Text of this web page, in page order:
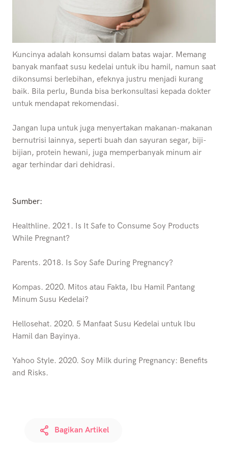
Kuncinya adalah konsumsi dalam batas wajar. Memang
banyak manfaat susu kedelai untuk ibu hamil, namun saat
dikonsumsi berlebihan, efeknya justru menjadi kurang
baik. Bila perlu, Bunda bisa berkonsultasi kepada dokter
untuk mendapat rekomendasi.
Jangan lupa untuk juga menyertakan makanan-makanan
bernutrisi lainnya, seperti buah dan sayuran segar, biji-
bijian, protein hewani, juga memperbanyak minum air
agar terhindar dari dehidrasi.
Sumber:
Healthline. 2021. Is It Safe to Consume Soy Products
While Pregnant?
Parents. 2018. Is Soy Safe During Pregnancy?
Kompas. 2020. Mitos atau Fakta, Ibu Hamil Pantang
Minum Susu Kedelai?
Hellosehat. 2020. 5 Manfaat Susu Kedelai untuk Ibu
Hamil dan Bayinya.
Yahoo Style. 2020. Soy Milk during Pregnancy: Benefits
and Risks.
Bagikan Artikel